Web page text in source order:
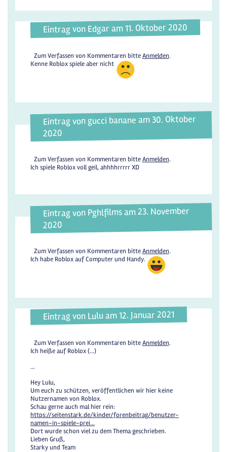
Eintrag von Edgar am 11. Oktober 2020
Zum Verfassen von Kommentaren bitteAnmelden.
Kenne Roblox spiele aber nicht
Eintrag von gucci banane am 30. Oktober
2020
Zum Verfassen von Kommentaren bitteAnmelden.
Ich spiele Roblox voll geil, ahhhhrrrrr XD
Eintrag von Pghlfilms am 23. November
2020
Zum Verfassen von Kommentaren bitteAnmelden.
Ich habe Roblox auf Computer und Handy.
Eintrag von Lulu am 12. Januar 2021
Zum Verfassen von Kommentaren bitteAnmelden.
Ich heiße auf Roblox (...)
...
Hey Lulu,
Um euch zu schützen, veröffentlichen wir hier keine
Nutzernamen von Roblox.
Schau gerne auch mal hier rein:
https://seitenstark.de/kinder/forenbeitrag/benutzer-
namen-in-spiele-prei...
Dort wurde schon viel zu dem Thema geschrieben.
Lieben Gruß,
Starky und Team